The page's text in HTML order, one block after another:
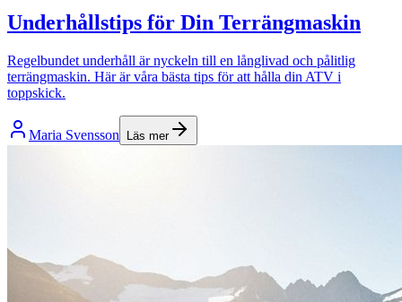
Underhållstips för Din Terrängmaskin
Regelbundet underhåll är nyckeln till en långlivad och pålitlig
terrängmaskin. Här är våra bästa tips för att hålla din ATV i
toppskick.
Maria Svensson Läs mer